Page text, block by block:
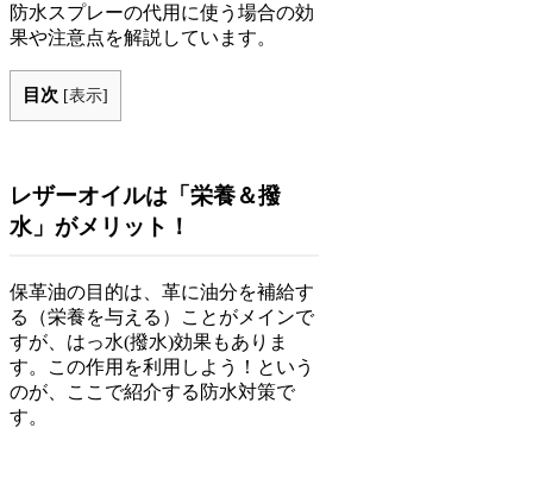
防水スプレーの代用に使う場合の効
果や注意点を解説しています。
目次 [表示]
レザーオイルは「栄養＆撥
水」がメリット！
保革油の目的は、革に油分を補給す
る（栄養を与える）ことがメインで
すが、はっ水(撥水)効果もありま
す。この作用を利用しよう！という
のが、ここで紹介する防水対策で
す。